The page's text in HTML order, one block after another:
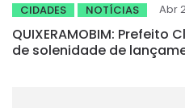
CIDADES NOTÍCIAS Abr
QUIXERAMOBIM:
de solenidade de